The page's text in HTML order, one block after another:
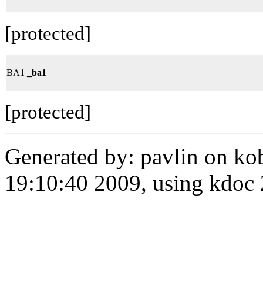
[protected]
BA1 _ba1
[protected]
Generated by: pavlin on
19:10:40 2009, using kdoc